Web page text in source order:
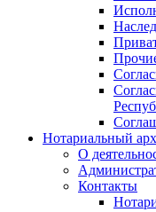
Нотариальный
О
Контакты